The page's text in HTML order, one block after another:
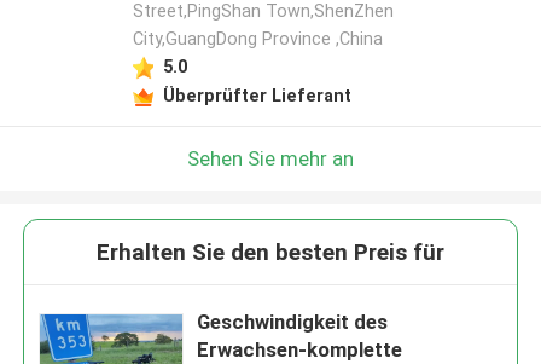
Street,PingShan Town,ShenZhen
City,GuangDong Province ,China
5.0
Überprüfter Lieferant
Sehen Sie mehr an
Erhalten Sie den besten Preis für
Geschwindigkeit des
Erwachsen-komplette